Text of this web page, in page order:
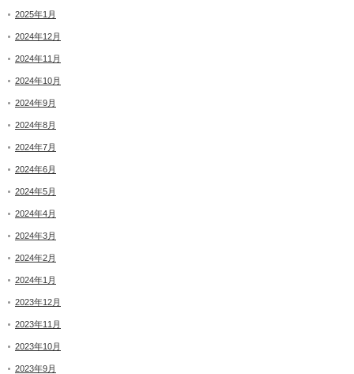
2025年1月
2024年12月
2024年11月
2024年10月
2024年9月
2024年8月
2024年7月
2024年6月
2024年5月
2024年4月
2024年3月
2024年2月
2024年1月
2023年12月
2023年11月
2023年10月
2023年9月